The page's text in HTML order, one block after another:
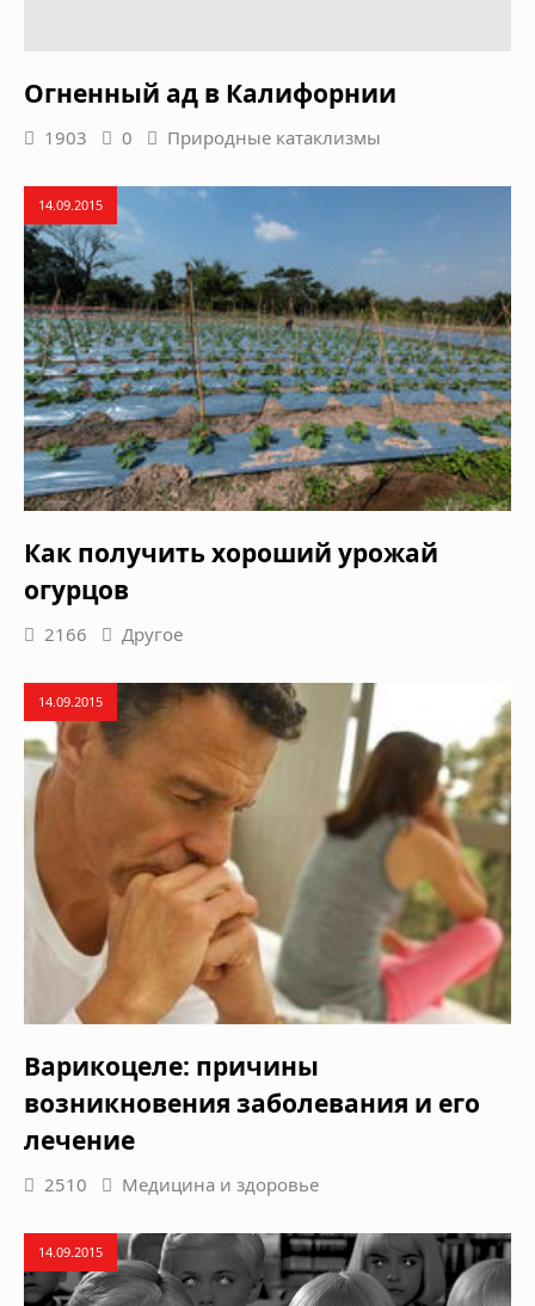
Огненный ад в Калифорнии
1903 0 Природные катаклизмы
14.09.2015
Как получить хороший урожай
огурцов
2166 Другое
14.09.2015
Варикоцеле: причины
возникновения заболевания и его
лечение
2510 Медицина и здоровье
14.09.2015